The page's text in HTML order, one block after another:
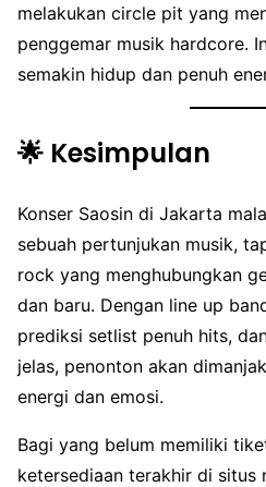
melakukan circle pit yang
penggemar musik hardcore.
semakin hidup dan penuh
🌟 Kesimpulan
Konser Saosin di Jakarta
sebuah pertunjukan musik,
rock yang menghubungkan
dan baru. Dengan line up
prediksi setlist penuh hits,
jelas, penonton akan
energi dan emosi.
Bagi yang belum memiliki
ketersediaan terakhir di situs